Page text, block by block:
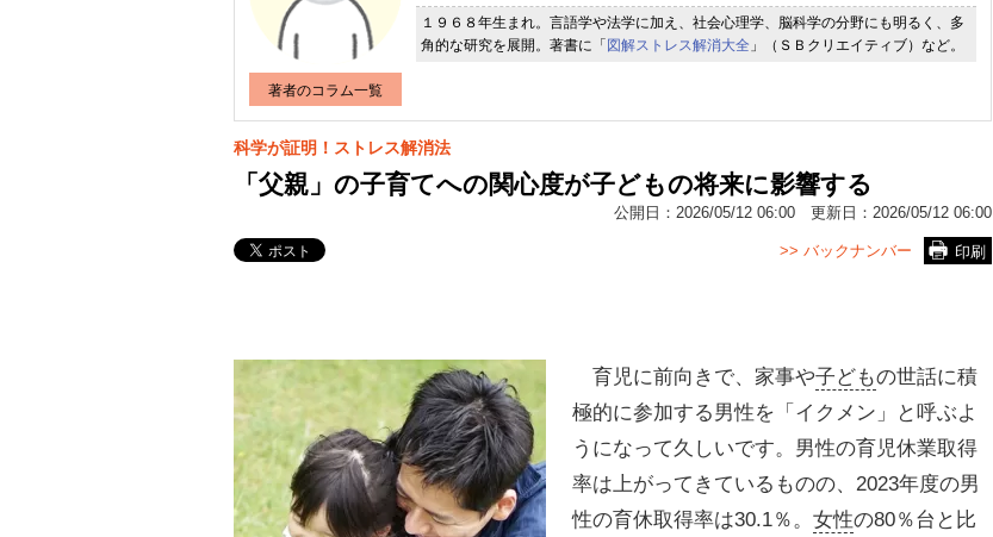
著者のコラム一覧
１９６８年生まれ。言語学や法学に加え、社会心理学、脳科学の分野にも明るく、多
角的な研究を展開。著書に「 図解ストレス解消大全 」（ＳＢクリエイティブ）など。
科学が証明！ストレス解消法
「父親」の子育てへの関心度が子どもの将来に影響する
公開日： 2026/05/12 06:00 更新日： 2026/05/12 06:00
印刷
>> バックナンバー
育児に前向きで、家事や子どもの世話に積
極的に参加する男性を「イクメン」と呼ぶよ
うになって久しいです。男性の育児休業取得
率は上がってきているものの、2023年度の男
性の育休取得率は30.1％。 女性の80％台と比